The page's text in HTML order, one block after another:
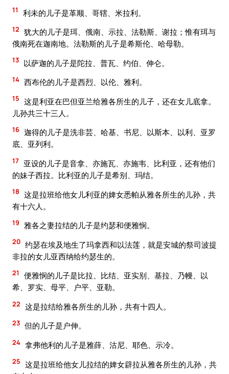
11 利未的儿子是革顺、哥辖、米拉利。
12 犹大的儿子是珥、俄南、示拉、法勒斯、谢拉；惟有珥与
俄南死在迦南地。法勒斯的儿子是希斯伦、哈母勒。
13 以萨迦的儿子是陀拉、普瓦、约伯、伸仑。
14 西布伦的儿子是西烈、以伦、雅利。
15 这是利亚在巴但亚兰给雅各所生的儿子，还在女儿底拿。
儿孙共三十三人。
16 迦得的儿子是洗非芸、哈基、书尼、以斯本、以利、亚罗
底、亚列利。
17 亚设的儿子是音拿、亦施瓦、亦施韦、比利亚，还有他们
的妹子西拉。比利亚的儿子是希别、玛结。
18 这是拉班给他女儿利亚的婢女悉帕从雅各所生的儿孙，共
有十六人。
19 雅各之妻拉结的儿子是约瑟和便雅悯。
20 约瑟在埃及地生了玛拿西和以法莲，就是安城的祭司波提
非拉的女儿亚西纳给约瑟生的。
21
便雅悯的儿子是比拉、比结、亚实别、基拉、乃幔、以
希、罗实、母平、户平、亚勒。
22 这是拉结给雅各所生的儿孙，共有十四人。
23 但的儿子是户伸。
24 拿弗他利的儿子是雅薛、沽尼、耶色、示冷。
25 这是拉班给他女儿拉结的婢女辟拉从雅各所生的儿孙，共